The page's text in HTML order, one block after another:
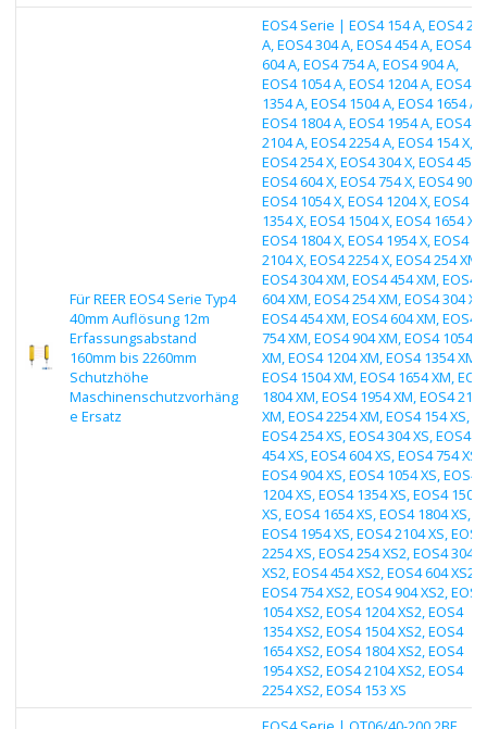
Für REER EOS4 Serie Typ4
40mm Auflösung 12m
Erfassungsabstand
160mm bis 2260mm
Schutzhöhe
Maschinenschutzvorhäng
e Ersatz
EOS4 Serie | EOS4 154 A, EOS4
A, EOS4 304 A, EOS4 454 A, EOS4
604 A, EOS4 754 A, EOS4 904 A,
EOS4 1054 A, EOS4 1204 A, EOS4
1354 A, EOS4 1504 A, EOS4 1654 A,
EOS4 1804 A, EOS4 1954 A, EOS4
2104 A, EOS4 2254 A, EOS4 154 X,
EOS4 254 X, EOS4 304 X, EOS4 454
EOS4 604 X, EOS4 754 X, EOS4 904
EOS4 1054 X, EOS4 1204 X, EOS4
1354 X, EOS4 1504 X, EOS4 1654 X,
EOS4 1804 X, EOS4 1954 X, EOS4
2104 X, EOS4 2254 X, EOS4 254 XM,
EOS4 304 XM, EOS4 454 XM, EOS4
604 XM, EOS4 254 XM, EOS4 304
EOS4 454 XM, EOS4 604 XM, EOS4
754 XM, EOS4 904 XM, EOS4 1054
XM, EOS4 1204 XM, EOS4 1354 XM,
EOS4 1504 XM, EOS4 1654 XM,
1804 XM, EOS4 1954 XM, EOS4 2104
XM, EOS4 2254 XM, EOS4 154 XS,
EOS4 254 XS, EOS4 304 XS, EOS4
454 XS, EOS4 604 XS, EOS4 754 XS,
EOS4 904 XS, EOS4 1054 XS, EOS4
1204 XS, EOS4 1354 XS, EOS4 1504
XS, EOS4 1654 XS, EOS4 1804 XS,
EOS4 1954 XS, EOS4 2104 XS, EOS4
2254 XS, EOS4 254 XS2, EOS4 304
XS2, EOS4 454 XS2, EOS4 604 XS2,
EOS4 754 XS2, EOS4 904 XS2, EOS4
1054 XS2, EOS4 1204 XS2, EOS4
1354 XS2, EOS4 1504 XS2, EOS4
1654 XS2, EOS4 1804 XS2, EOS4
1954 XS2, EOS4 2104 XS2, EOS4
2254 XS2, EOS4 153 XS